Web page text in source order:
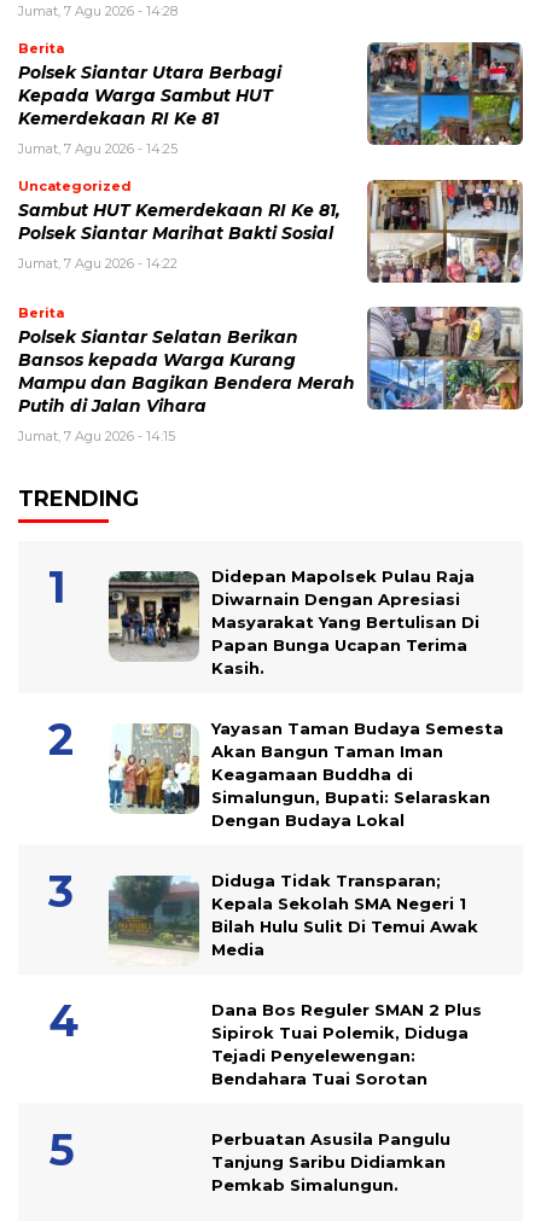
Jumat, 7 Agu 2026 - 14:28
Berita
Polsek Siantar Utara Berbagi
Kepada Warga Sambut HUT
Kemerdekaan RI Ke 81
Jumat, 7 Agu 2026 - 14:25
Uncategorized
Sambut HUT Kemerdekaan RI Ke 81,
Polsek Siantar Marihat Bakti Sosial
Jumat, 7 Agu 2026 - 14:22
Berita
Polsek Siantar Selatan Berikan
Bansos kepada Warga Kurang
Mampu dan Bagikan Bendera Merah
Putih di Jalan Vihara
Jumat, 7 Agu 2026 - 14:15
TRENDING
Didepan Mapolsek Pulau Raja
Diwarnain Dengan Apresiasi
Masyarakat Yang Bertulisan Di
Papan Bunga Ucapan Terima
Kasih.
Yayasan Taman Budaya Semesta
Akan Bangun Taman Iman
Keagamaan Buddha di
Simalungun, Bupati: Selaraskan
Dengan Budaya Lokal
Diduga Tidak Transparan;
Kepala Sekolah SMA Negeri 1
Bilah Hulu Sulit Di Temui Awak
Media
Dana Bos Reguler SMAN 2 Plus
Sipirok Tuai Polemik, Diduga
Tejadi Penyelewengan:
Bendahara Tuai Sorotan
Perbuatan Asusila Pangulu
Tanjung Saribu Didiamkan
Pemkab Simalungun.